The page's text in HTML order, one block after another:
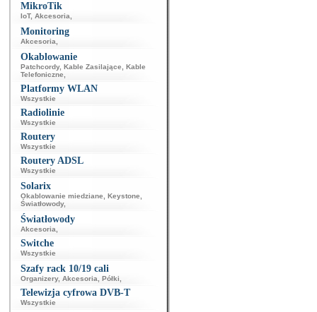
MikroTik
IoT, Akcesoria
Monitoring
Akcesoria
Okablowanie
Patchcordy, Kable Zasilające
Kable
Telefoniczne
Platformy WLAN
Wszystkie
Radiolinie
Wszystkie
Routery
Wszystkie
Routery ADSL
Wszystkie
Solarix
Okablowanie miedziane Keystone
Światłowody,
Światłowody
Akcesoria
Switche
Wszystkie
Szafy rack 10/19 cali
Organizery, Akcesoria Półki
Telewizja cyfrowa DVB-T
Wszystkie